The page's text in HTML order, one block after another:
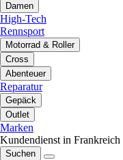
Damen
High-Tech
Rennsport
Motorrad & Roller
Cross
Abenteuer
Reparatur
Gepäck
Outlet
Marken
Kundendienst in Frankreich
Suchen